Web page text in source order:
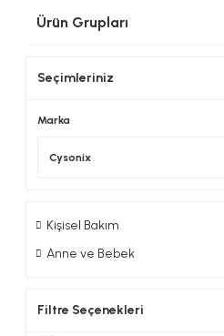
Ürün Grupları
Seçimleriniz
Marka
Cysonix
Kişisel Bakım
Anne ve Bebek
Filtre Seçenekleri